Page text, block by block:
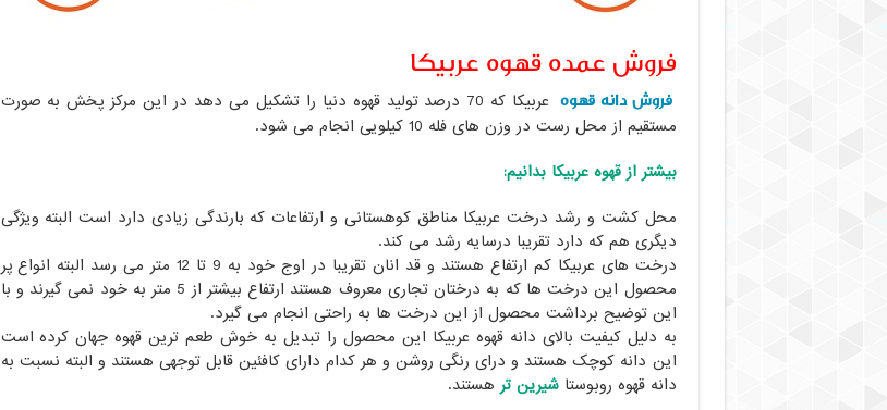
فروش عمده قهوه عربیکا
فروش دانه قهوه
عربیکا که 70 درصد تولید قهوه دنیا را تشکیل می دهد در این مرکز پخش به صورت
مستقیم از محل رست در وزن های فله 10 کیلویی انجام می شود.
بیشتر از قهوه عربیکا بدانیم:
محل کشت و رشد درخت عربیکا مناطق کوهستانی و ارتفاعات که بارندگی زیادی دارد است البته ویژگی
دیگری هم که دارد تقریبا درسایه رشد می کند.
درخت های عربیکا کم ارتفاع هستند و قد انان تقریبا در اوج خود به 9 تا 12 متر می رسد البته انواع پر
محصول این درخت ها که به درختان تجاری معروف هستند ارتفاع بیشتر از 5 متر به خود نمی گیرند و با
این توضیح برداشت محصول از این درخت ها به راحتی انجام می گیرد.
به دلیل کیفیت بالای دانه قهوه عربیکا این محصول را تبدیل به خوش طعم ترین قهوه جهان کرده است
این دانه کوچک هستند و درای رنگی روشن و هر کدام دارای کافئین قابل توجهی هستند و البته نسبت به
دانه قهوه روبوستاشیرین تر هستند.